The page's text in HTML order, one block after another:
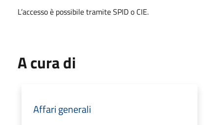
L’accesso è possibile tramite SPID o CIE.
A cura di
Affari generali